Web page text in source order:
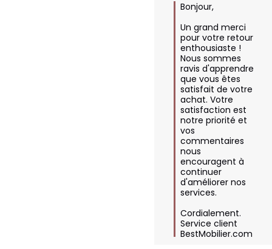
Bonjour,
Un grand merci
pour votre retour
enthousiaste !
Nous sommes
ravis d'apprendre
que vous êtes
satisfait de votre
achat. Votre
satisfaction est
notre priorité et
vos
commentaires
nous
encouragent à
continuer
d'améliorer nos
services.
Cordialement.
Service client
BestMobilier.com